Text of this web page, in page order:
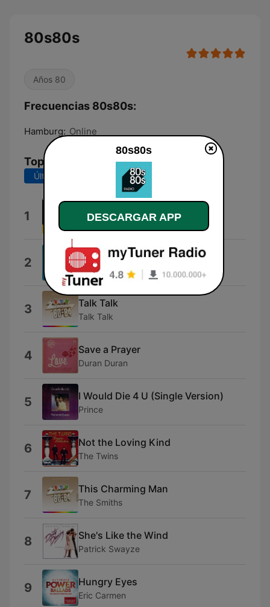
80s80s
Años 80
Frecuencias 80s80s:
Hamburg: Online
Top Canciones
Últimos 7 días Últimos 30 días
1 Culture Club
2 Looking for a New Love
Jody Watley
3 Talk Talk
Talk Talk
4 Save a Prayer
Duran Duran
5 I Would Die 4 U (Single Version)
Prince
6 Not the Loving Kind
The Twins
7 This Charming Man
The Smiths
8 She's Like the Wind
Patrick Swayze
9 Hungry Eyes
Eric Carmen
80s80s
DESCARGAR APP